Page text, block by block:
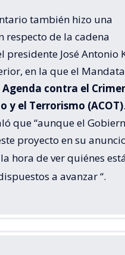
también hizo una
respecto de la cadena
presidente José Antonio
en la que el
Agenda contra el
y el Terrorismo (ACOT).
que “aunque el
proyecto en su
hora de ver quiénes
a avanzar“.